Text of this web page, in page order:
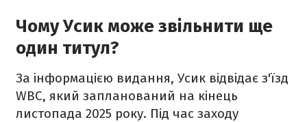
Чому Усик може звільнити ще
один титул?
За інформацією видання, Усик відвідає з'їзд
WBC, який запланований на кінець
листопада 2025 року. Під час заходу